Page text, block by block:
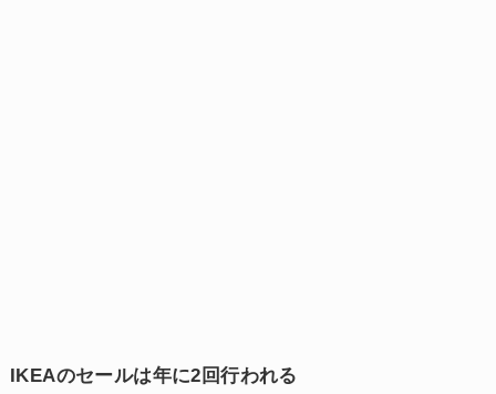
IKEAのセールは年に2回行われる